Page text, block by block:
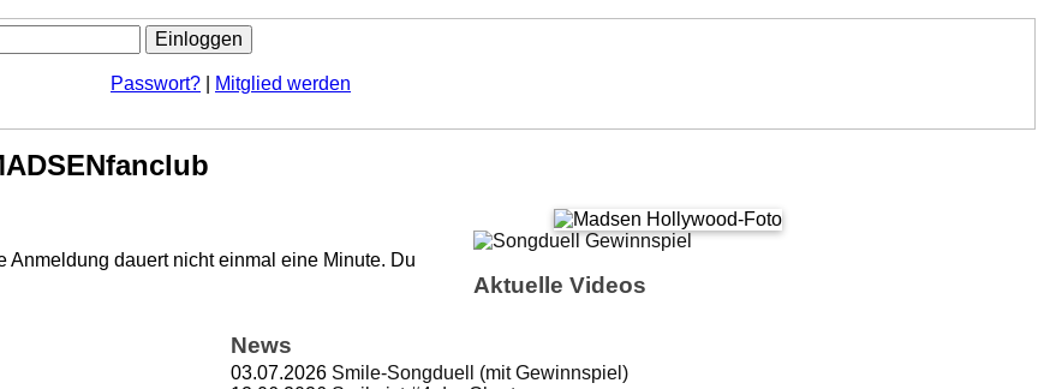
Passwort? Mitglied werden
Anmeldung dauert nicht einmal eine Minute. Du
News
03.07.2026 Smile-Songduell (mit Gewinnspiel)
Aktuelle Videos